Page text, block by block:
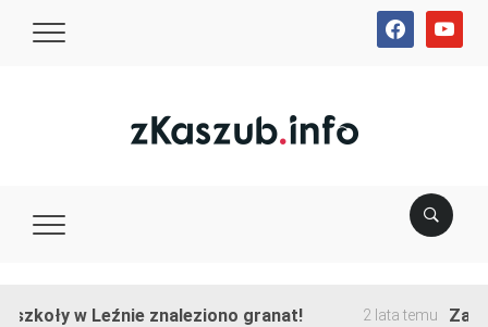
facebookyoutube
w Leźnie znaleziono granat! 2 lata temu